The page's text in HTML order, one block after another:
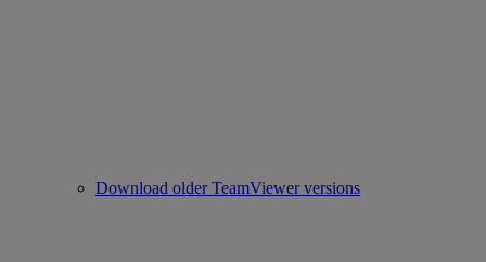
Download older TeamViewer versions